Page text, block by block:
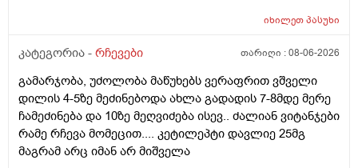
არა.მაშონ ანაფილაქსია ხომ არ მექმება?
ცუდათ ვხდებინშოშოსგან მარტო მაშინებს ეს
ონტელექტოც ანაფილაქსიას ახსენებს სულ დამამე
როზა
იხილეთპასუხი
კატეგორია - რჩევები თარიღი :08-06-2026
გამარჯობა, უძოლობა მაწუხებს ვერაფრით ვშველი
დილის 4-5ზე მეძინებოდა ახლა გადადის 7-8მდე მერე
ჩამეძინება და 10ზე მეღვიძება ისევ.. ძალიან ვიტანჯები
რამე რჩევა მომეცით.... კეტილეპტი დავლიე 25მგ
მაგრამ არც იმან არ მიშველა